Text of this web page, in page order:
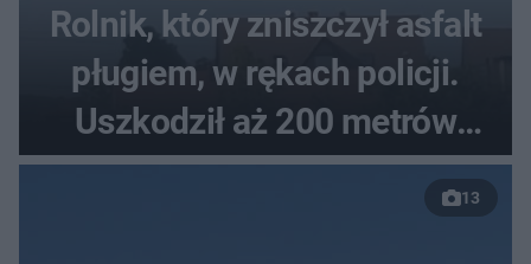
Rolnik, który zniszczył asfalt
pługiem, w rękach policji.
Uszkodził aż 200 metrów
nowej drogi
13